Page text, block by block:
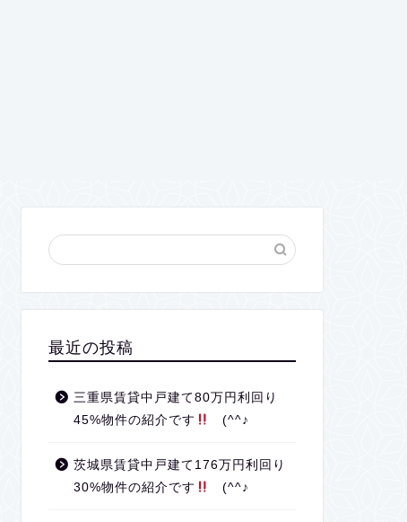
最近の投稿
三重県賃貸中戸建て80万円利回り
45%物件の紹介です
(^^♪
茨城県賃貸中戸建て176万円利回り
30%物件の紹介です
(^^♪